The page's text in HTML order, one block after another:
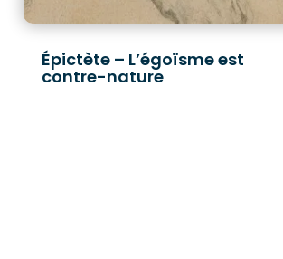
Épictète – L’égoïsme est
contre-nature